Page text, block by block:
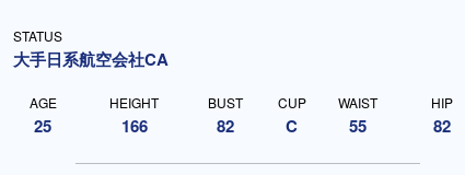
STATUS
大手日系航空会社CA
AGE
25
HEIGHT
166
BUST
82
CUP
C
WAIST
55
HIP
82